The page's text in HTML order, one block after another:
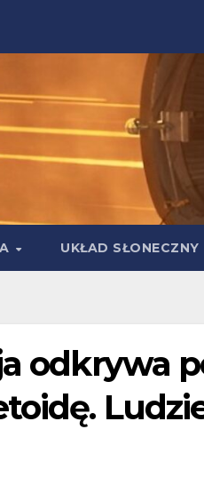
UKŁAD SŁONECZNY
odkrywa